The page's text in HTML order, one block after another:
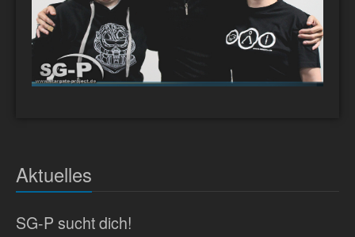
Aktuelles
SG-P sucht dich!